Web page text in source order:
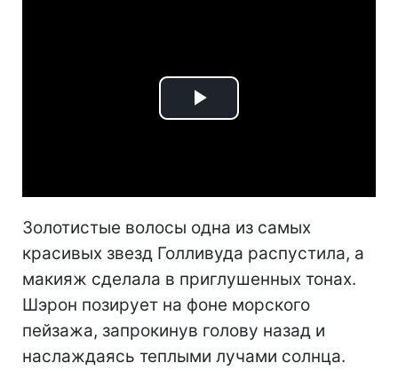
Play
Золотистые волосы одна из самых
красивых звезд Голливуда распустила, а
макияж сделала в приглушенных тонах.
Шэрон позирует на фоне морского
пейзажа, запрокинув голову назад и
наслаждаясь теплыми лучами солнца.